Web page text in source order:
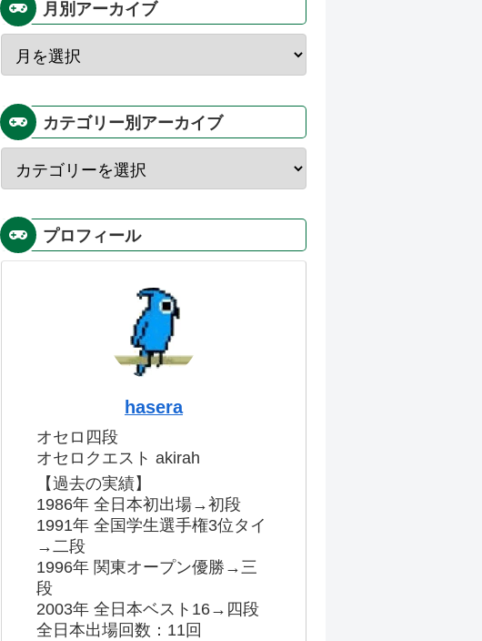
月別アーカイブ
カテゴリー別アーカイブ
プロフィール
hasera
オセロ四段
オセロクエスト akirah
【過去の実績】
1986年 全日本初出場→初段
1991年 全国学生選手権3位タイ
→二段
1996年 関東オープン優勝→三
段
2003年 全日本ベスト16→四段
全日本出場回数：11回